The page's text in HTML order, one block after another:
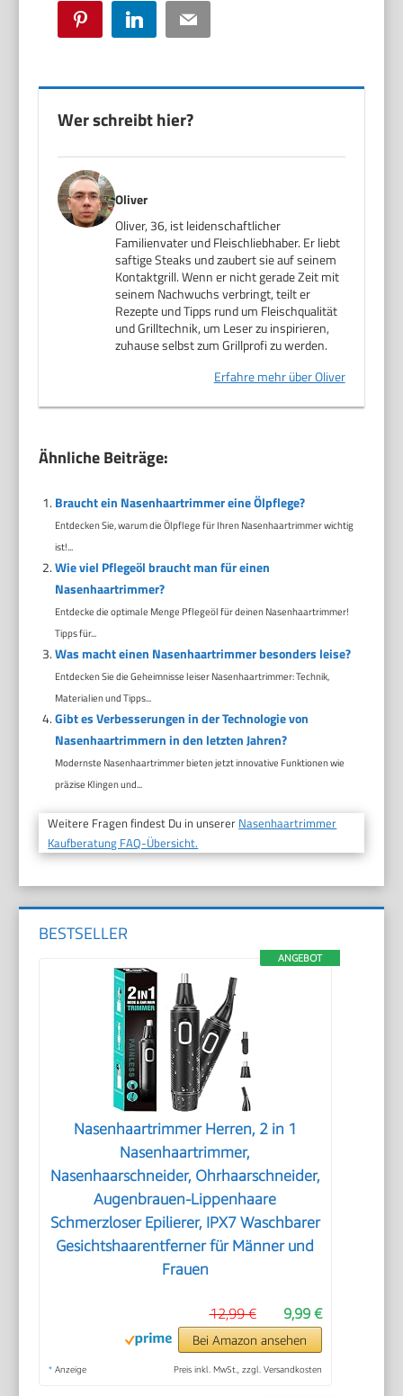
Pinterest LinkedIn Email
Wer schreibt hier?
Oliver
Oliver, 36, ist leidenschaftlicher
Familienvater und Fleischliebhaber. Er liebt
saftige Steaks und zaubert sie auf seinem
Kontaktgrill. Wenn er nicht gerade Zeit mit
seinem Nachwuchs verbringt, teilt er
Rezepte und Tipps rund um Fleischqualität
und Grilltechnik, um Leser zu inspirieren,
zuhause selbst zum Grillprofi zu werden.
Erfahre mehr über Oliver
Ähnliche Beiträge:
Braucht ein Nasenhaartrimmer eine Ölpflege?
Entdecken Sie, warum die Ölpflege für Ihren Nasenhaartrimmer wichtig
ist!...
Wie viel Pflegeöl braucht man für einen
Nasenhaartrimmer?
Entdecke die optimale Menge Pflegeöl für deinen Nasenhaartrimmer!
Tipps für...
Was macht einen Nasenhaartrimmer besonders leise?
Entdecken Sie die Geheimnisse leiser Nasenhaartrimmer: Technik,
Materialien und Tipps...
Gibt es Verbesserungen in der Technologie von
Nasenhaartrimmern in den letzten Jahren?
Modernste Nasenhaartrimmer bieten jetzt innovative Funktionen wie
präzise Klingen und...
Weitere Fragen findest Du in unserer Nasenhaartrimmer
Kaufberatung FAQ-Übersicht.
BESTSELLER
ANGEBOT
Nasenhaartrimmer Herren, 2 in 1
Nasenhaartrimmer,
Nasenhaarschneider, Ohrhaarschneider,
Augenbrauen-Lippenhaare
Schmerzloser Epilierer, IPX7 Waschbarer
Gesichtshaarentferner für Männer und
Frauen
9,99 €
12,99 €
Bei Amazon ansehen
* Anzeige Preis inkl. MwSt., zzgl. Versandkosten